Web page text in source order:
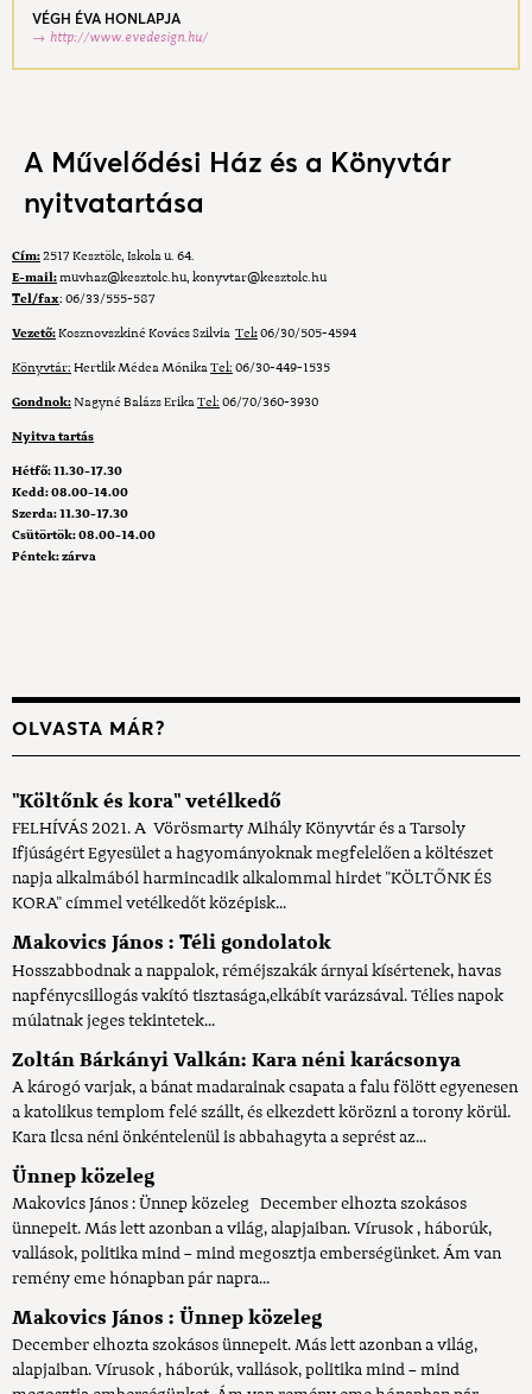
VÉGH ÉVA HONLAPJA
http://www.evedesign.hu/
A Művelődési Ház és a Könyvtár
nyitvatartása
Cím:2517 Kesztölc, Iskola u. 64.
E-mail:muvhaz@kesztolc.hu, konyvtar@kesztolc.hu
Tel/fax: 06/33/555-587
Vezető:Kosznovszkiné Kovács Szilvia Tel:06/30/505-4594
Könyvtár: Hertlik Médea MónikaTel: 06/30-449-1535
Gondnok:Nagyné Balázs ErikaTel: 06/70/360-3930
Nyitva tartás
Hétfő: 11.30-17.30
Kedd: 08.00-14.00
Szerda: 11.30-17.30
Csütörtök: 08.00-14.00
Péntek: zárva
OLVASTA MÁR?
"Költőnk és kora" vetélkedő
FELHÍVÁS 2021. A Vörösmarty Mihály Könyvtár és a Tarsoly
Ifjúságért Egyesület a hagyományoknak megfelelően a költészet
napja alkalmából harmincadik alkalommal hirdet "KÖLTŐNK ÉS
KORA" címmel vetélkedőt középisk...
Makovics János : Téli gondolatok
Hosszabbodnak a nappalok, réméjszakák árnyai kísértenek, havas
napfénycsillogás vakító tisztasága,elkábít varázsával. Télies napok
múlatnak jeges tekintetek...
Zoltán Bárkányi Valkán: Kara néni karácsonya
A károgó varjak, a bánat madarainak csapata a falu fölött egyenesen
a katolikus templom felé szállt, és elkezdett körözni a torony körül.
Kara Ilcsa néni önkéntelenül is abbahagyta a seprést az...
Ünnep közeleg
Makovics János : Ünnep közeleg December elhozta szokásos
ünnepeit. Más lett azonban a világ, alapjaiban. Vírusok , háborúk,
vallások, politika mind – mind megosztja emberségünket. Ám van
remény eme hónapban pár napra...
Makovics János : Ünnep közeleg
December elhozta szokásos ünnepeit. Más lett azonban a világ,
alapjaiban. Vírusok , háborúk, vallások, politika mind – mind